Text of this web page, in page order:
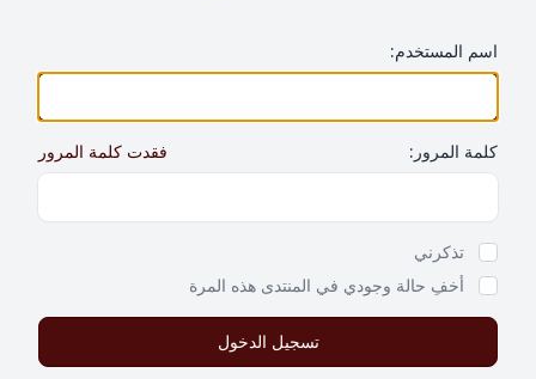
اسم المستخدم:
كلمة المرور: فقدت كلمة المرور
تذكرني
أخفِ حالة وجودي في المنتدى هذه المرة